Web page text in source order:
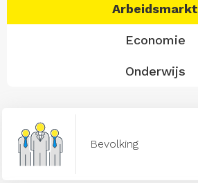
Arbeidsmarkt
Economie
Onderwijs
Bevolking